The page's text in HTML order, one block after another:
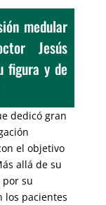
medular
Jesús
figura y de
dedicó gran
el objetivo
allá de su
su
los pacientes